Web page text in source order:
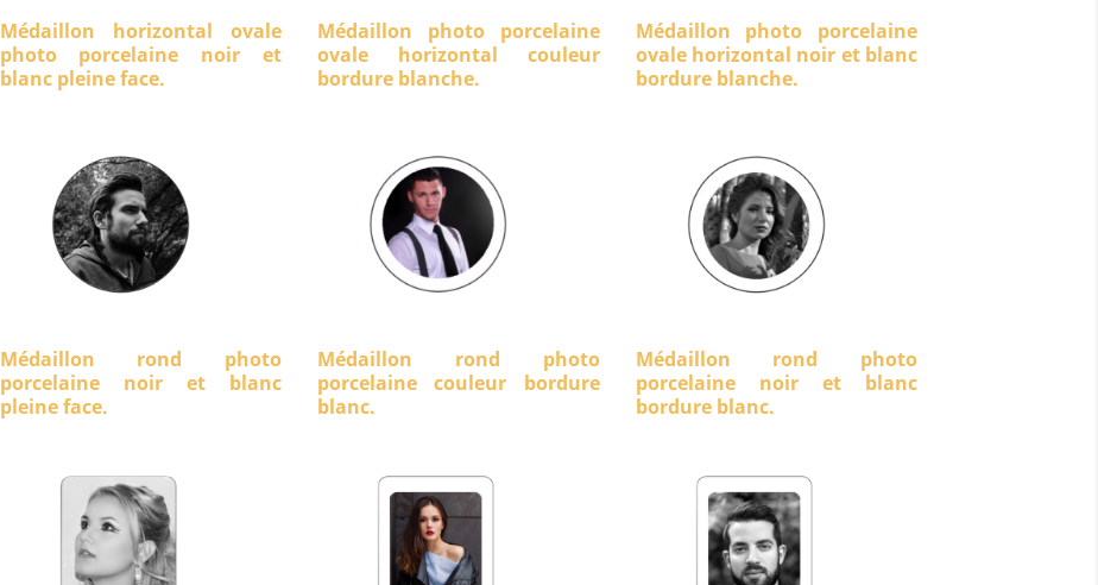
Médaillon horizontal ovale
photo porcelaine noir et
blanc pleine face.
Médaillon photo porcelaine
ovale horizontal couleur
bordure blanche.
Médaillon photo porcelaine
ovale horizontal noir et blanc
bordure blanche.
Médaillon rond photo
porcelaine noir et blanc
pleine face.
Médaillon rond photo
porcelaine couleur bordure
blanc.
Médaillon rond photo
porcelaine noir et blanc
bordure blanc.